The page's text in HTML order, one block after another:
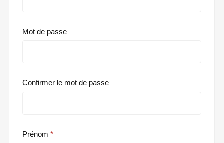
Mot de passe
Confirmer le mot de passe
Prénom